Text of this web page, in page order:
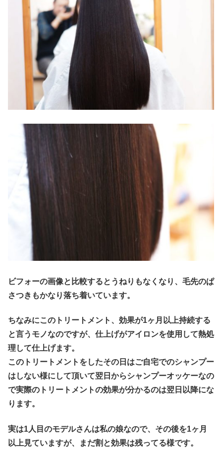
ビフォーの画像と比較するとうねりもなくなり、毛先のぱ
さつきもかなり落ち着いています。
ちなみにこのトリートメント、効果が1ヶ月以上持続する
と言うモノなのですが、仕上げがアイロンを使用して熱処
理して仕上げます。
このトリートメントをしたその日はご自宅でのシャンプー
はしない様にして頂いて翌日からシャンプーオッケーなの
で実際のトリートメントの効果が分かるのは翌日以降にな
ります。
実は1人目のモデルさんは私の娘なので、その後を1ヶ月
以上見ていますが、まだ割と効果は残ってる様です。